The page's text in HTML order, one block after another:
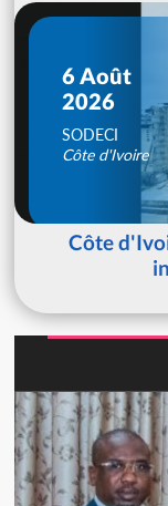
6 Août
2026
SODECI
Côte d'Ivoire
Côte